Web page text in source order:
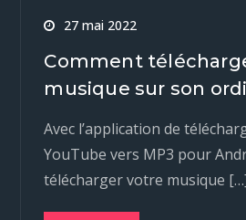
27 mai 2022
Comment
musique sur son
Avec l’application de
YouTube vers MP3 pour
télécharger votre musique